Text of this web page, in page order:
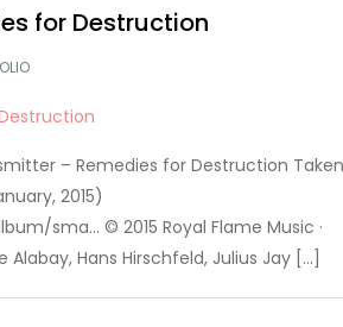
for Destruction
– Remedies for Destruction Taken
2015)
sma… © 2015 Royal Flame Music ·
Alabay, Hans Hirschfeld, Julius Jay […]